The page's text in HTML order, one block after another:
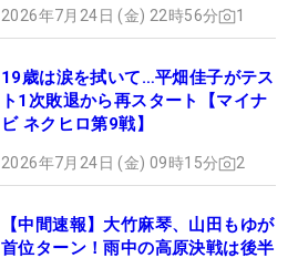
2026年7月24日 (金) 22時56分 1
19歳は涙を拭いて…平畑佳子がテス
ト1次敗退から再スタート【マイナ
ビ ネクヒロ第9戦】
2026年7月24日 (金) 09時15分 2
【中間速報】大竹麻琴、山田もゆが
首位ターン！雨中の高原決戦は後半